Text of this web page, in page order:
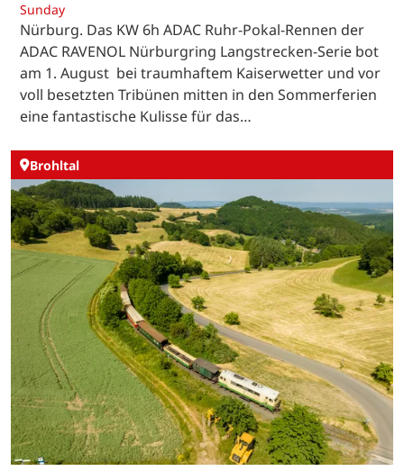
Sunday
Nürburg. Das KW 6h ADAC Ruhr-Pokal-Rennen der
ADAC RAVENOL Nürburgring Langstrecken-Serie bot
am 1. August bei traumhaftem Kaiserwetter und vor
voll besetzten Tribünen mitten in den Sommerferien
eine fantastische Kulisse für das…
Brohltal